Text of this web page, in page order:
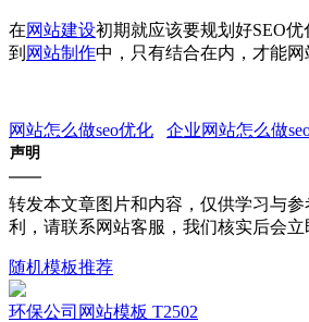
在网站建设初期就应该要规划好SEO
到 网站制作中，只有结合在内，才能网
网站怎么做seo优化 企业网站怎么做
声明
转发本文章图片和内容，仅供学习与
利，请联系网站客服，我们核实后会立
随机模板推荐
环保公司网站模板 T2502